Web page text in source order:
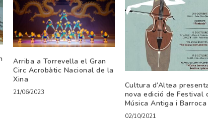
Arriba a Torrevella el Gran
Circ Acrobàtic Nacional de la
Xina
21/06/2023
Cultura d’Altea
nova edició de Festival
Música Antiga i Barroca
02/10/2021